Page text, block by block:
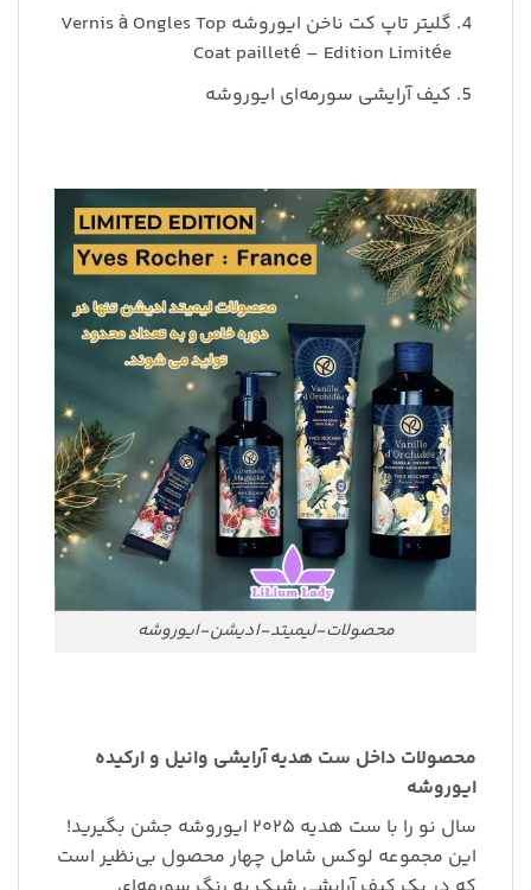
گلیتر تاپ کت ناخن ایوروشه Vernis à Ongles Top
Coat pailleté – Edition Limitée
کیف آرایشی سورمه‌ای ایوروشه
محصولات-لیمیتد-ادیشن-ایوروشه
محصولات داخل ست هدیه آرایشی وانیل و ارکیده
ایوروشه
سال نو را با ست هدیه ۲۰۲۵ ایوروشه جشن بگیرید!
این مجموعه لوکس شامل چهار محصول بی‌نظیر است